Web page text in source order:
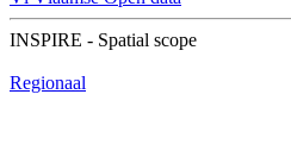
INSPIRE - Spatial scope
Regionaal